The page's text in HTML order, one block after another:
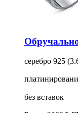
серебро 925
без вставок